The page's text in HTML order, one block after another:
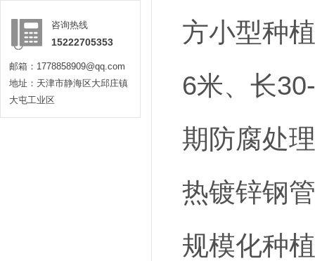
咨询热线
15222705353
邮箱：1778858909@qq.com
地址：天津市静海区大邱庄镇
大屯工业区
方小型种
6米、长
期防腐处
热镀锌钢
规模化种